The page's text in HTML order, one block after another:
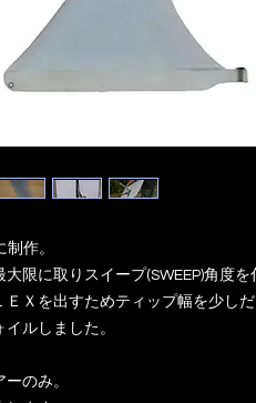
作。
限に取りスイープ(SWEEP)角度を
ＥＸを出すためティップ幅を少しだ
ルしました。
のみ。